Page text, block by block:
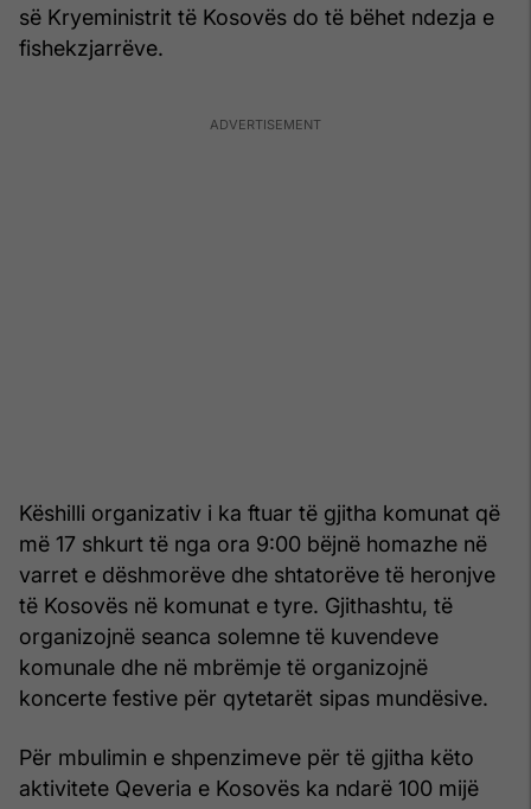
së Kryeministrit të Kosovës do të bëhet ndezja e
fishekzjarrëve.
Këshilli organizativ i ka ftuar të gjitha komunat që
më 17 shkurt të nga ora 9:00 bëjnë homazhe në
varret e dëshmorëve dhe shtatorëve të heronjve
të Kosovës në komunat e tyre. Gjithashtu, të
organizojnë seanca solemne të kuvendeve
komunale dhe në mbrëmje të organizojnë
koncerte festive për qytetarët sipas mundësive.
Për mbulimin e shpenzimeve për të gjitha këto
aktivitete Qeveria e Kosovës ka ndarë 100 mijë